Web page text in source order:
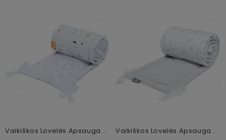
Vaikiškos Lovelės Apsauga Apanatschi, 180 X 30 Cm Vaikiškos Lovelės Apsauga Copse, 180 X 30 Cm